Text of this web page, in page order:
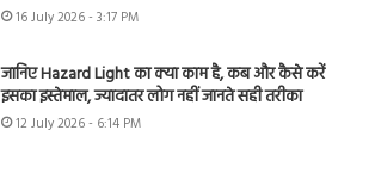
16 July 2026 - 3:17 PM
जानिए Hazard Light का क्या काम है, कब और कैसे करें
इसका इस्तेमाल, ज्यादातर लोग नहीं जानते सही तरीका
12 July 2026 - 6:14 PM